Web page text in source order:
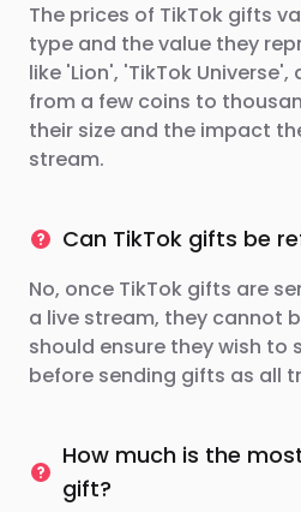
The prices of TikTok gifts
type and the value they
like 'Lion', 'TikTok
from a few coins to
their size and the impact
stream.
Can TikTok gifts be
No, once TikTok gifts are
a live stream, they cannot
should ensure they wish
before sending gifts as all
How much is the
gift?